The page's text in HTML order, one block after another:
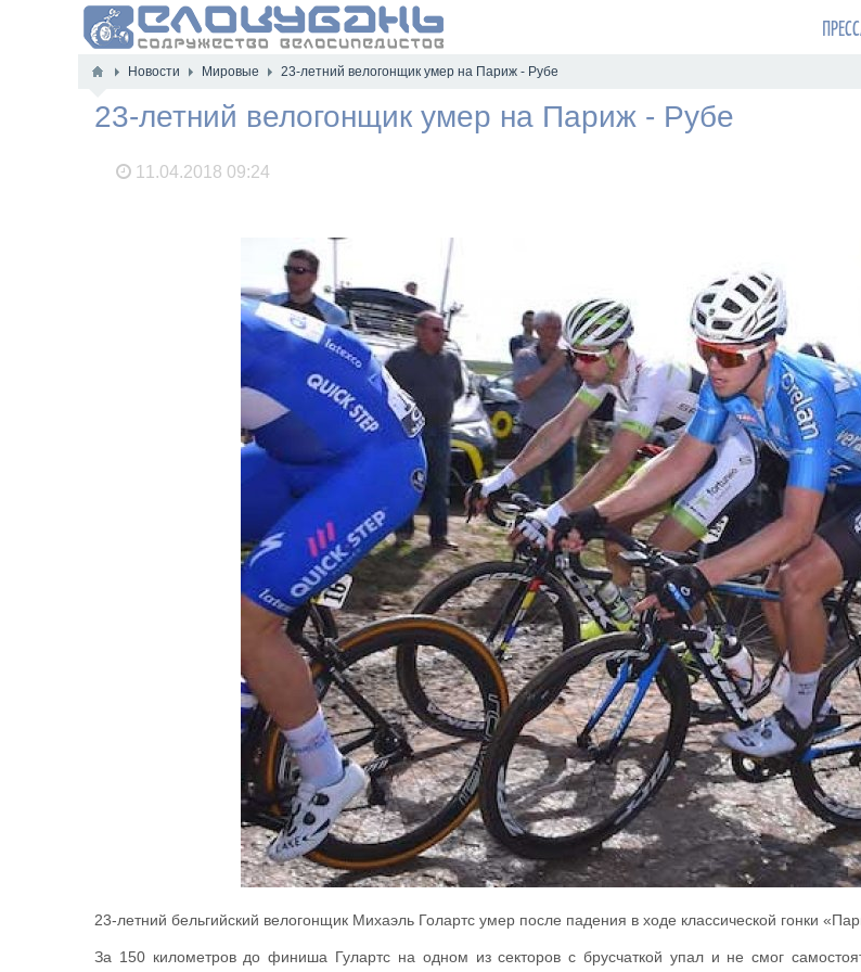
Новости Мировые 23-летний велогонщик умер на Париж - Рубе
23-летний велогонщик умер на Париж - Рубе
11.04.2018 09:24
23-летний бельгийский велогонщик Михаэль Голартс умер после падения в ходе классической гонки
За 150 километров до финиша Гулартс на одном из секторов с брусчаткой упал и не смог